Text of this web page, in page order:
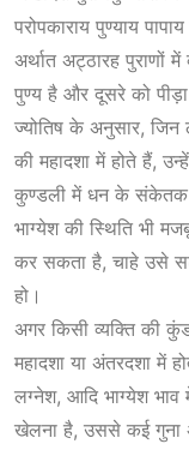
परोपकाराय पुण्याय
अर्थात अट्ठारह पुराणों
पुण्य है और दूसरे को पीड़ा
ज्योतिष के अनुसार, जिन
की महादशा में होते हैं,
कुण्डली में धन के संकेतक
भाग्येश की स्थिति भी
कर सकता है, चाहे उसे
हो।
अगर किसी व्यक्ति की
महादशा या अंतरदशा में
लग्नेश, आदि भाग्येश
खेलना है, उससे कई गुना